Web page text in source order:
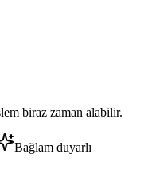
biraz zaman alabilir.
Bağlam duyarlı